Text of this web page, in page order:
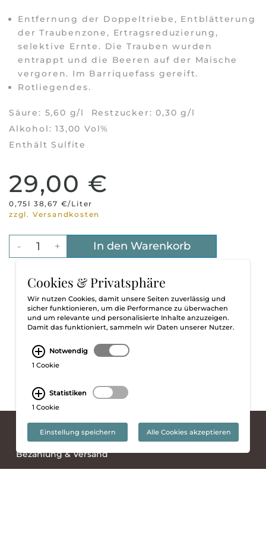
Entfernung der Doppeltriebe, Entblätterung
der Traubenzone, Ertragsreduzierung,
selektive Ernte. Die Trauben wurden
entrappt und die Beeren auf der Maische
vergoren. Im Barriquefass gereift.
Rotliegendes.
Säure: 5,60 g/l Restzucker: 0,30 g/l
Alkohol: 13,00 Vol%
Enthält Sulfite
29,00 €
0,75l 38,67 €/Liter
zzgl. Versandkosten
- + In den Warenkorb
Impressum Datenschutz
Widerrufsbelehrung
Bezahlung & Versand
Cookies & Privatsphäre
Wir nutzen Cookies, damit unsere Seiten zuverlässig und
sicher funktionieren, um die Performance zu überwachen
und um relevante und personalisierte Inhalte anzuzeigen.
Damit das funktioniert, sammeln wir Daten unserer Nutzer.
Notwendig
1 Cookie
Statistiken
1 Cookie
Einstellung speichern Alle Cookies akzeptieren